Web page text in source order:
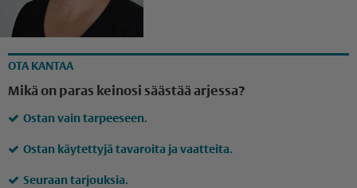
OTA KANTAA
Mikä on paras keinosi säästää arjessa?
Ostan vain tarpeeseen.
Ostan käytettyjä tavaroita ja vaatteita.
Seuraan tarjouksia.